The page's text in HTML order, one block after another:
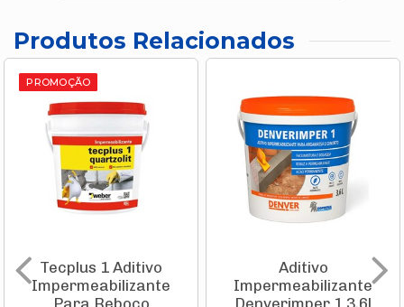
Produtos Relacionados
PROMOÇÃO
Tecplus 1 Aditivo
Impermeabilizante
Aditivo
Impermeabilizante